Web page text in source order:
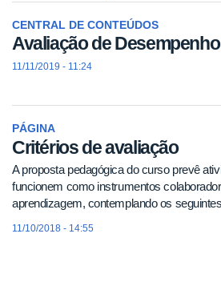
CENTRAL DE CONTEÚDOS
Avaliação de
11/11/2019 - 11:24
PÁGINA
Critérios de avaliação
A proposta pedagógica do curso prevê
funcionem como instrumentos
aprendizagem, contemplando os
11/10/2018 - 14:55